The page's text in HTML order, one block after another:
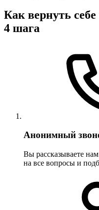
Как вернуть
4 шага
Анонимный
Вы рассказываете
на все вопросы и